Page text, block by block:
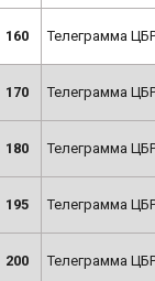
160 Телеграмма
170 Телеграмма
180 Телеграмма
195 Телеграмма
200 Телеграмма